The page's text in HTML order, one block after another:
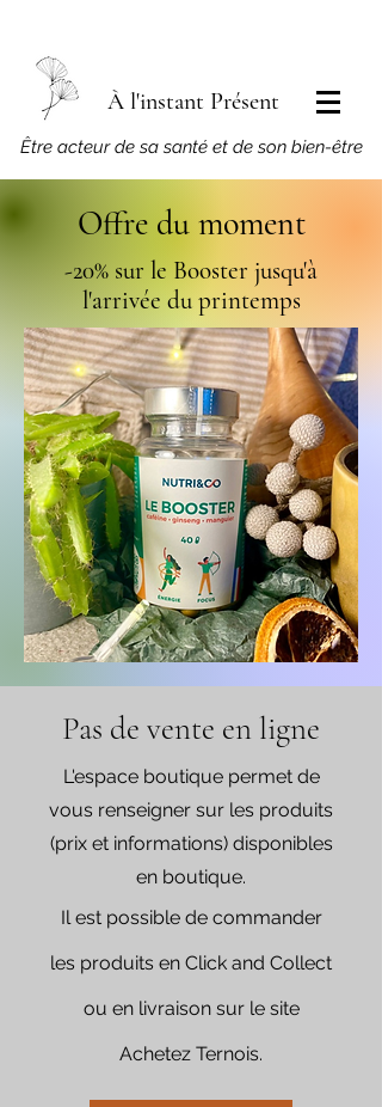
À l'instant Présent
​Être acteur de sa santé et de son bien-être
Offre du moment
-20% sur le Booster jusqu'à
l'arrivée du printemps
Pas de vente en ligne
L'espace boutique permet de
vous renseigner sur les produits
(prix et informations) disponibles
en boutique.
Il est possible de commander
les produits en Click and Collect
ou en livraison sur le site
Achetez Ternois.